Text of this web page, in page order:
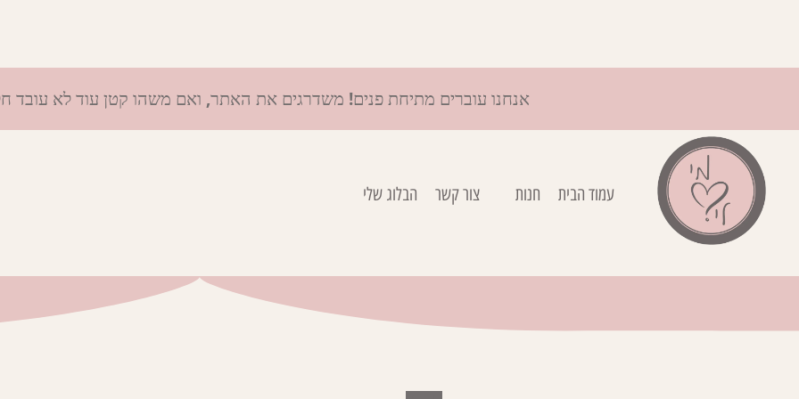
אנחנו עוברים מתיחת פנים! משדרגים את האתר, ואם משהו קטן עוד לא עובד
עמוד הבית חנות צור קשר הבלוג שלי